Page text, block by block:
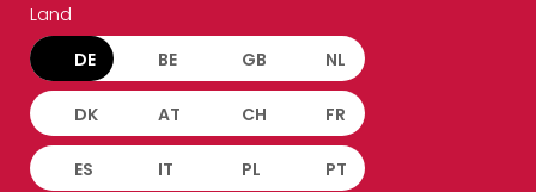
Land
DE BE GB NL
DK AT CH FR
ES IT PL PT